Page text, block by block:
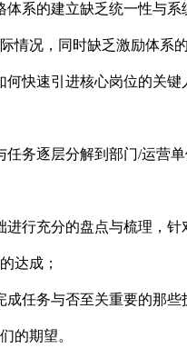
系的建立缺乏统一性与
情况，同时缺乏激励体系的
何快速引进核心岗位的关键
务逐层分解到部门/运营
行充分的盘点与梳理，
达成；
任务与否至关重要的那
的期望。